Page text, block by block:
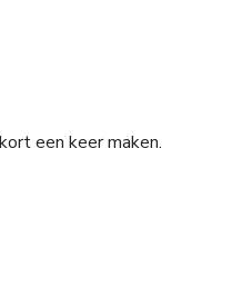
een keer maken.